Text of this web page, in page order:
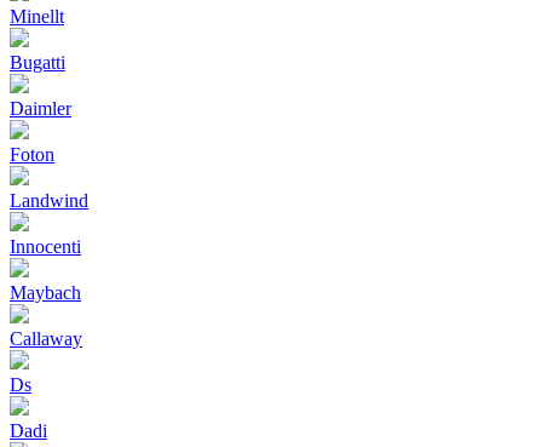
Minellt
Bugatti
Daimler
Foton
Landwind
Innocenti
Maybach
Callaway
Ds
Dadi